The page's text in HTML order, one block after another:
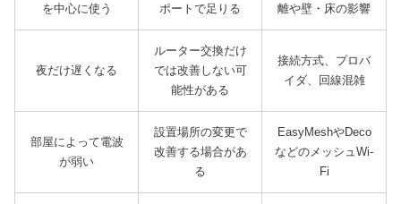
を中心に使う
ポートで足りる
離や壁・床の影響
夜だけ遅くなる
ルーター交換だけ
では改善しない可
能性がある
接続方式、プロバ
イダ、回線混雑
部屋によって電波
が弱い
設置場所の変更で
改善する場合があ
る
EasyMeshやDeco
などのメッシュWi-
Fi